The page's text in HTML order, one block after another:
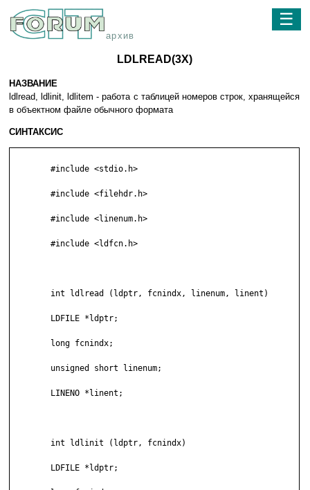
архив
☰
LDLREAD(3X)
НАЗВАНИЕ
ldlread, ldlinit, ldlitem - работа с таблицей номеров строк, хранящейся
в объектном файле обычного формата
СИНТАКСИС